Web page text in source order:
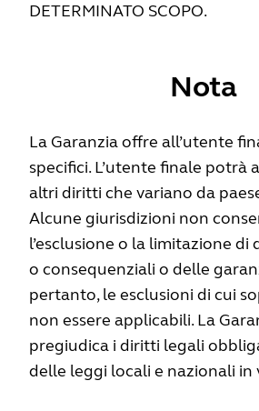
DETERMINATO SCOPO.
Nota
La Garanzia offre all’utente
specifici. L’utente finale potrà
altri diritti che variano da
Alcune giurisdizioni non
l’esclusione o la limitazione
o consequenziali o delle
pertanto, le esclusioni di cui
non essere applicabili. La
pregiudica i diritti legali
delle leggi locali e nazionali in